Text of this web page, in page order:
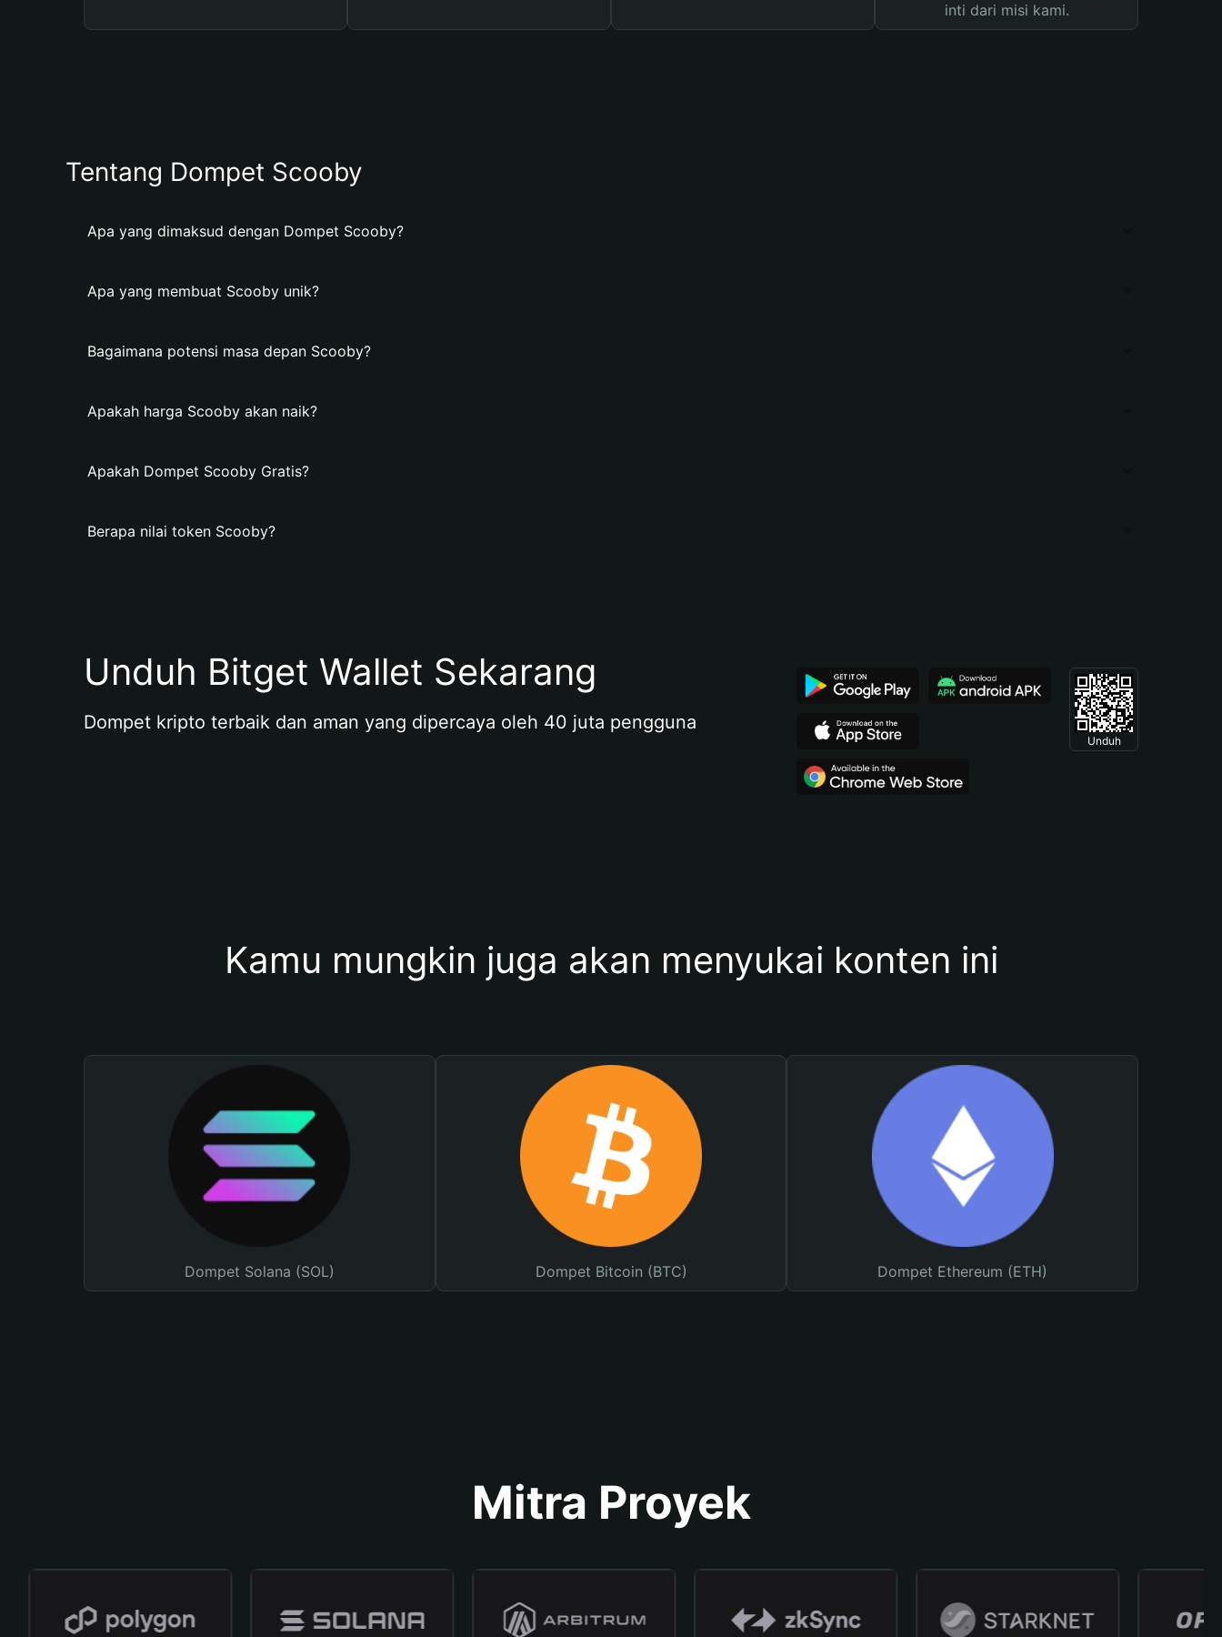
inti dari misi kami.
Tentang Dompet Scooby
Apa yang dimaksud dengan Dompet Scooby?
Apa yang membuat Scooby unik?
Bagaimana potensi masa depan Scooby?
Apakah harga Scooby akan naik?
Apakah Dompet Scooby Gratis?
Berapa nilai token Scooby?
Unduh Bitget Wallet Sekarang
Dompet kripto terbaik dan aman yang dipercaya oleh 40 juta pengguna
Unduh
Kamu mungkin juga akan menyukai konten ini
Dompet Solana (SOL) Dompet Bitcoin (BTC) Dompet Ethereum (ETH)
Mitra Proyek